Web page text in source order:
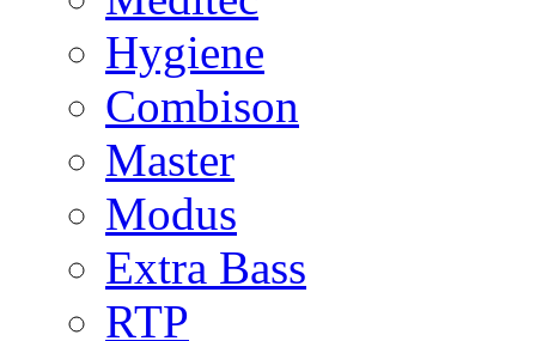
Hygiene
Combison
Master
Modus
Extra Bass
RTP